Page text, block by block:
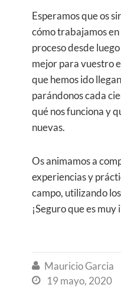
Esperamos que os
cómo trabajamos
proceso desde
mejor para vuestro
que hemos ido
parándonos cada
qué nos funciona y
nuevas.
Os animamos a
experiencias y
campo, utilizando
¡Seguro que es
 Mauricio Garcia
 19 mayo, 2020